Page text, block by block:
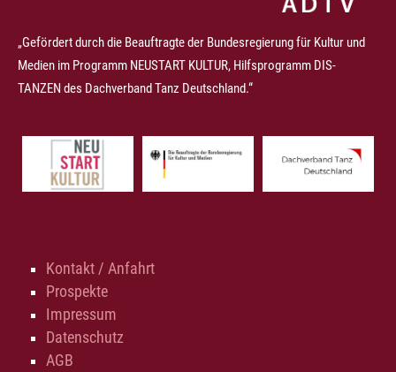
„Gefördert durch die Beauftragte der Bundesregierung für Kultur und
Medien im Programm NEUSTART KULTUR, Hilfsprogramm DIS-
TANZEN des Dachverband Tanz Deutschland.“
Kontakt / Anfahrt
Prospekte
Impressum
Datenschutz
AGB